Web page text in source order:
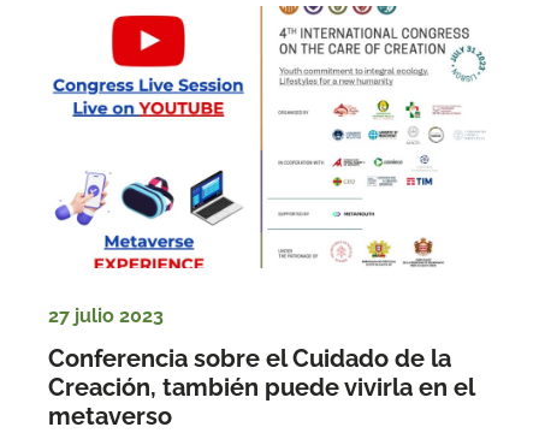
27 julio 2023
Conferencia sobre el Cuidado de la
Creación, también puede vivirla en el
metaverso